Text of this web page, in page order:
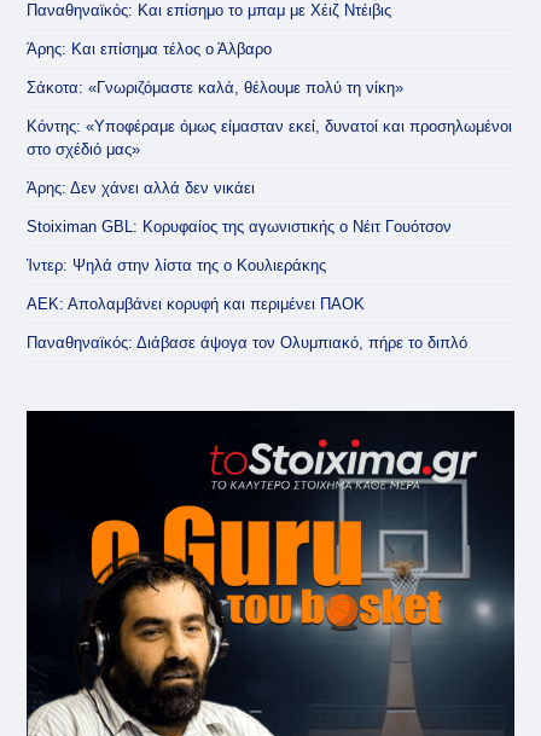
Παναθηναϊκός: Και επίσημο το μπαμ με Χέιζ Ντέιβις
Άρης: Και επίσημα τέλος ο Άλβαρο
Σάκοτα: «Γνωριζόμαστε καλά, θέλουμε πολύ τη νίκη»
Κόντης: «Υποφέραμε όμως είμασταν εκεί, δυνατοί και προσηλωμένοι
στο σχέδιό μας»
Άρης: Δεν χάνει αλλά δεν νικάει
Stoiximan GBL: Κορυφαίος της αγωνιστικής ο Νέιτ Γουότσον
Ίντερ: Ψηλά στην λίστα της ο Κουλιεράκης
ΑΕΚ: Απολαμβάνει κορυφή και περιμένει ΠΑΟΚ
Παναθηναϊκός: Διάβασε άψογα τον Ολυμπιακό, πήρε το διπλό